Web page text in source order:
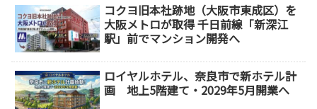
コクヨ旧本社跡地（大阪市東成区）を
大阪メトロが取得 千日前線「新深江
駅」前でマンション開発へ
ロイヤルホテル、奈良市で新ホテル計
画 地上5階建て・2029年5月開業へ